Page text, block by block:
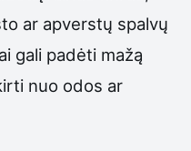
ar apverstų spalvų
gali padėti mažą
nuo odos ar